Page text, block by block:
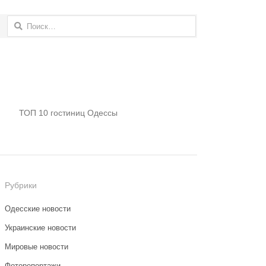
Найти:
ТОП 10 гостиниц Одессы
Рубрики
Одесские новости
Украинские новости
Мировые новости